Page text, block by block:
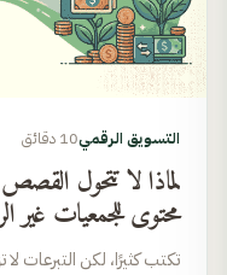
التسويق الرقمي10 دقائق
لماذا لا تتحول
محتوى للجمعيات غير
تكتب كثيرًا، لكن التبرعات